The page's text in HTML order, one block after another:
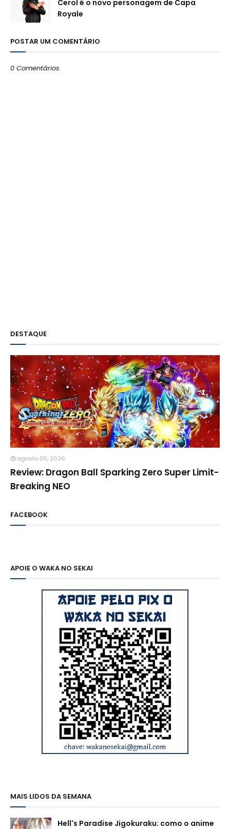
Cerol é o novo personagem de Capa
Royale
POSTAR UM COMENTÁRIO
0 Comentários
DESTAQUE
agosto 05, 2026
Review: Dragon Ball Sparking Zero Super Limit-
Breaking NEO
FACEBOOK
APOIE O WAKA NO SEKAI
MAIS LIDOS DA SEMANA
Hell's Paradise Jigokuraku: como o anime